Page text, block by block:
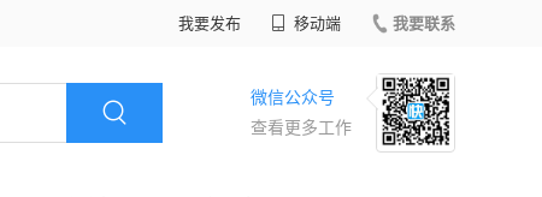
我要发布 移动端 我要联系
微信公众号
查看更多工作